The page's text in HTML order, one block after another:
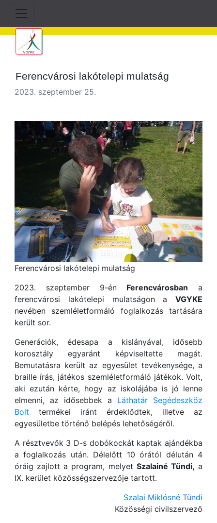
Ferencvárosi lakótelepi mulatság
2023. szeptember 25.
Ferencvárosi lakótelepi mulatság
2023. szeptember 9-én Ferencvárosban a
ferencvárosi lakótelepi mulatságon a VGYKE
nevében szemléletformáló foglalkozás tartására
került sor.
Generációk, édesapa a kislányával, idősebb
korosztály egyaránt képviseltette magát.
Bemutatásra került az egyesület tevékenysége, a
braille írás, játékos szemléletformáló játékok. Volt,
aki ezután kérte, hogy az iskolájába is jó lenne
elmenni, az idősebbek a Láthatár Segédeszköz
Bolt termékei iránt érdeklődtek, illetve az
egyesületbe történő belépés lehetőségéről.
A résztvevők 3 D-s dobókockát kaptak ajándékba
a foglalkozás után. Délelőtt 10 órától délután 4
óráig zajlott a program, melyet Szalainé Tündi, a
IX. kerület közösségszervezője tartott.
Szalai Miklósné Tündi
Közösségi civilszervező